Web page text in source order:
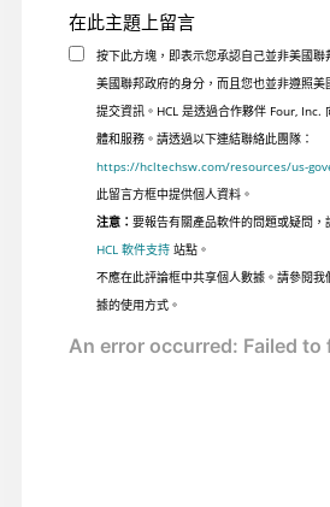
在此主題上留言
按下此方塊，即表示您承認自己並非美國
美國聯邦政府的身分，而且您也並非遵照
提交資訊。HCL 是透過合作夥伴 Four, Inc.
體和服務。請透過以下連結聯絡此團隊：
https://hcltechsw.com/resources/us-
此留言方框中提供個人資料。
注意： 要報告有關產品軟件的問題或疑問
HCL 軟件支持站點。
不應在此評論框中共享個人數據。請參閱我
據的使用方式。